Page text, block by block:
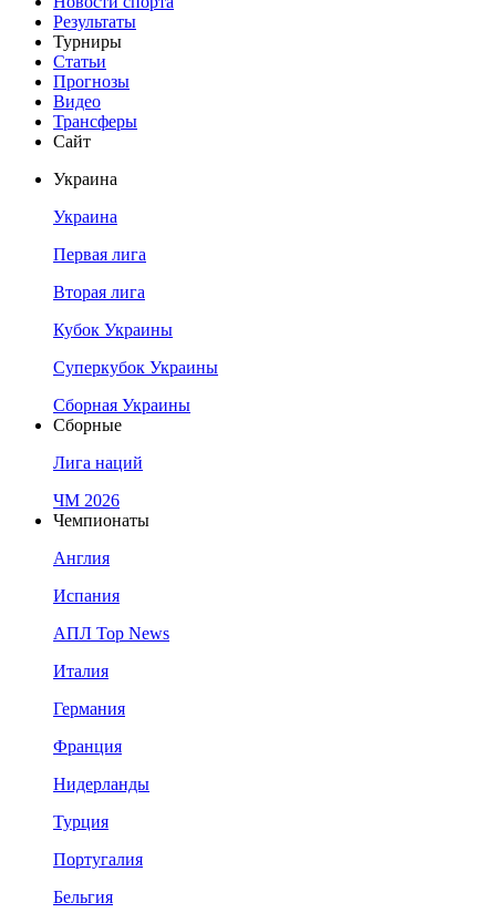
Результаты
Турниры
Статьи
Прогнозы
Видео
Трансферы
Сайт
Украина
Украина
Первая лига
Вторая лига
Кубок Украины
Суперкубок Украины
Сборная Украины
Сборные
Лига наций
ЧМ 2026
Чемпионаты
Англия
Испания
АПЛ Top News
Италия
Германия
Франция
Нидерланды
Турция
Португалия
Бельгия